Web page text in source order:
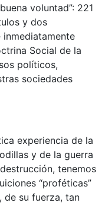
voluntad”: 221
y dos
Social de la
políticos,
sociedades
experiencia de la
y de la guerra
tenemos
“proféticas”
de su fuerza, tan